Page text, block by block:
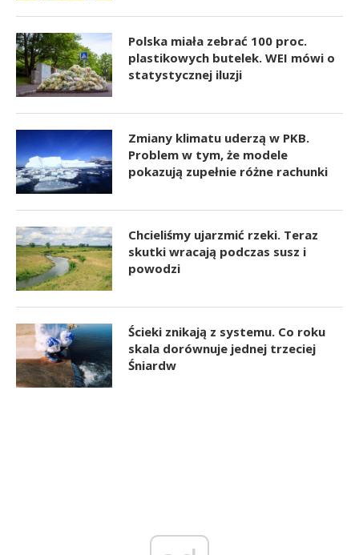
Polska miała zebrać 100 proc.
plastikowych butelek. WEI mówi o
statystycznej iluzji
Zmiany klimatu uderzą w PKB.
Problem w tym, że modele
pokazują zupełnie różne rachunki
Chcieliśmy ujarzmić rzeki. Teraz
skutki wracają podczas susz i
powodzi
Ścieki znikają z systemu. Co roku
skala dorównuje jednej trzeciej
Śniardw